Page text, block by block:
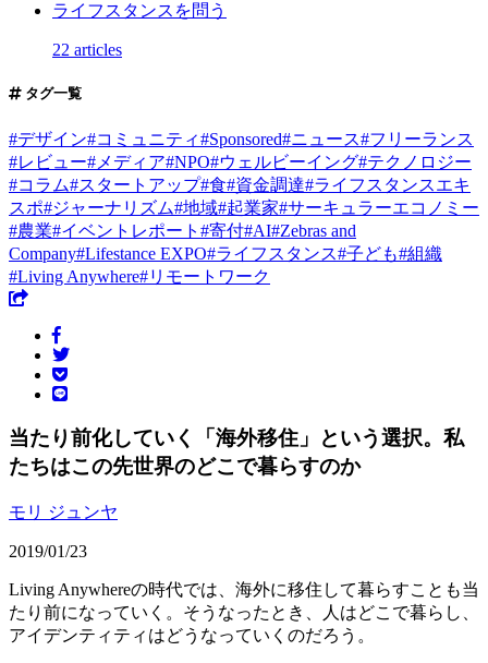
ライフスタンスを問う
22 articles
タグ一覧
#デザイン#コミュニティ#Sponsored#ニュース#フリーランス
#レビュー# メディア#NPO#ウェルビーイング#テクノロジー
#コラム#スタートアップ#食#資金調達#ライフスタンスエキ
スポ#ジャーナリズム#地域#起業家#サーキュラーエコノミー
#農業#イベントレポート #寄付#AI#Zebras and
Company#Lifestance EXPO#ライフスタンス#子ども#組織
#Living Anywhere#リモートワーク
当たり前化していく「海外移住」という選択。私
たちはこの先世界のどこで暮らすのか
モリ ジュンヤ
2019/01/23
Living Anywhereの時代では、海外に移住して暮らすことも当
たり前になっていく。そうなったとき、人はどこで暮らし、
アイデンティティはどうなっていくのだろう。